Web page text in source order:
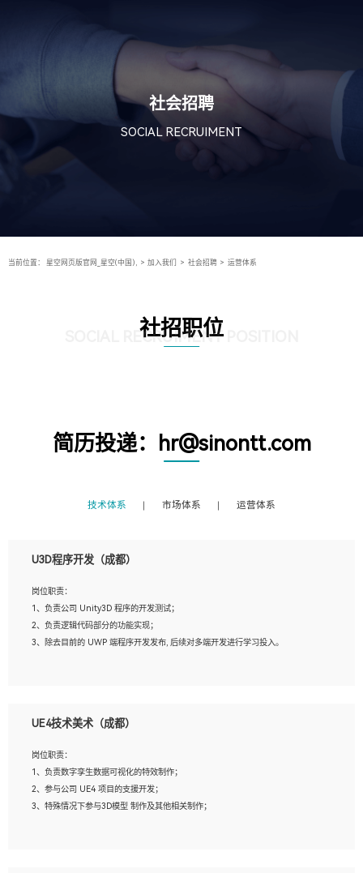
社会招聘
SOCIAL RECRUIMENT
当前位置： 星空网页版官网_星空(中国), > 加入我们 > 社会招聘 > 运营体系
社招职位
SOCIAL RECRUIMENT POSITION
简历投递：hr@sinontt.com
技术体系 市场体系 运营体系
U3D程序开发（成都）
岗位职责：
1、负责公司 Unity3D 程序的开发测试；
2、负责逻辑代码部分的功能实现；
3、除去目前的 UWP 端程序开发发布, 后续对多端开发进行学习投入。
2、熟练掌握 Unity3D 程序开发，精通 C# 语言开发；
4、有良好的沟通能力和团队合作意识；
5、开发过 HoloLens 程序者优先。
UE4技术美术（成都）
岗位职责：
1、负责数字孪生数据可视化的特效制作；
2、参与公司 UE4 项目的支援开发；
3、特殊情况下参与3D模型 制作及其他相关制作；